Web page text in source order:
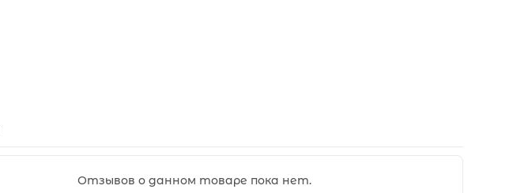
Отзывов о данном товаре пока нет.